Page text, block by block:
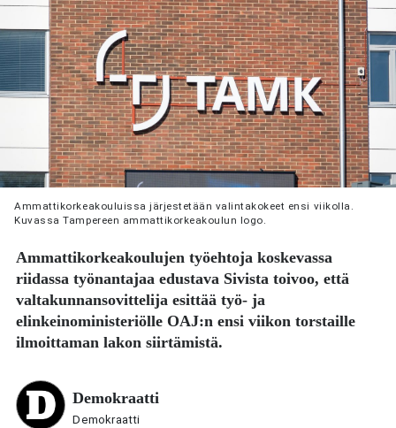
Ammattikorkeakouluissa järjestetään valintakokeet ensi viikolla.
Kuvassa Tampereen ammattikorkeakoulun logo.
Ammattikorkeakoulujen työehtoja koskevassa
riidassa työnantajaa edustava Sivista toivoo, että
valtakunnansovittelija esittää työ- ja
elinkeinoministeriölle OAJ:n ensi viikon torstaille
ilmoittaman lakon siirtämistä.
Demokraatti
Demokraatti